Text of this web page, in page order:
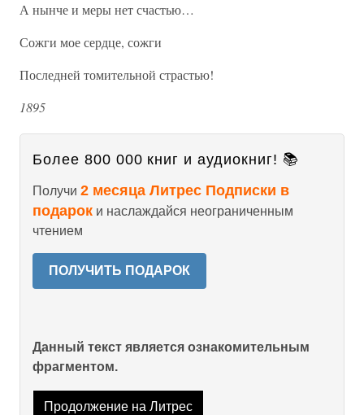
А нынче и меры нет счастью…
Сожги мое сердце, сожги
Последней томительной страстью!
1895
Более 800 000 книг и аудиокниг! 📚
Получи 2 месяца Литрес Подписки в
подарок и наслаждайся неограниченным
чтением
ПОЛУЧИТЬ ПОДАРОК
Данный текст является ознакомительным
фрагментом.
Продолжение на Литрес